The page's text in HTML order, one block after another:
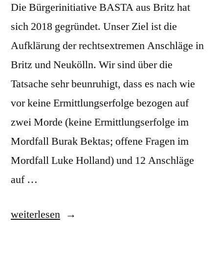
Die Bürgerinitiative BASTA aus Britz hat
sich 2018 gegründet. Unser Ziel ist die
Aufklärung der rechtsextremen Anschläge in
Britz und Neukölln. Wir sind über die
Tatsache sehr beunruhigt, dass es nach wie
vor keine Ermittlungserfolge bezogen auf
zwei Morde (keine Ermittlungserfolge im
Mordfall Burak Bektas; offene Fragen im
Mordfall Luke Holland) und 12 Anschläge
auf …
„Presseerklärung
weiterlesen